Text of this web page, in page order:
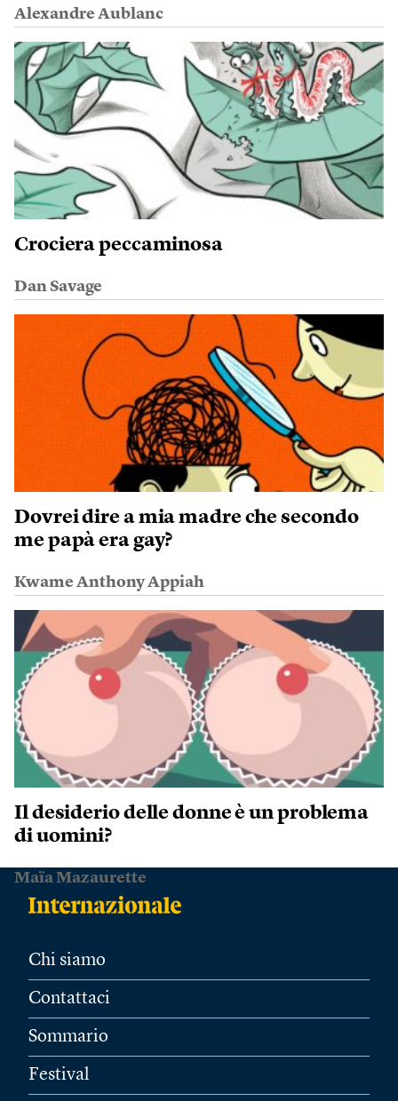
Alexandre Aublanc
Crociera peccaminosa
Dan Savage
Dovrei dire a mia madre che secondo
me papà era gay?
Kwame Anthony Appiah
Il desiderio delle donne è un problema
di uomini?
Maïa Mazaurette
Chi siamo
Contattaci
Sommario
Festival